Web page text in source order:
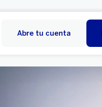
Abre tu cuenta